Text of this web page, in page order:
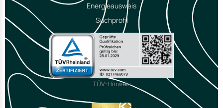
Energieausweis
Suchprofil
TÜV-Hinweis